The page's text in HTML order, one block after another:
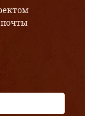
почты